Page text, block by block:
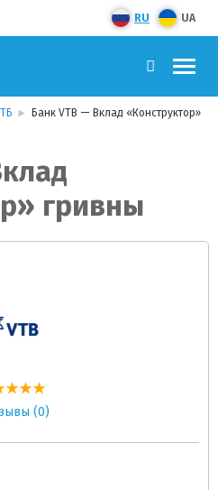
RU UA
Банк VTB — Вклад «Конструктор»
гривны
(0)